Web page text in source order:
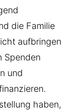
die Familie
aufbringen
Spenden
und
haben,